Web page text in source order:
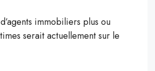
immobiliers plus ou
serait actuellement sur le